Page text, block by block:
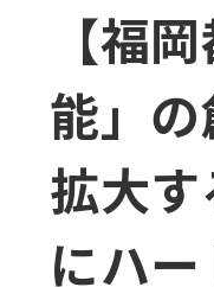
【福
能」
拡大
にハ